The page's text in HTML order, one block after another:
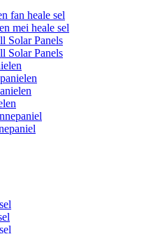
fan heale sel
mei heale sel
Solar Panels
Solar Panels